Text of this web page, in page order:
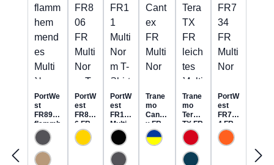
PortWe
st
FR89
flammh
emmen
des
MultiNo
rm
PortW
est
FR80
6 FR
MultiN
orm T-
PortW
est
FR11
Multi
Norm
T-
Shirt
langar
Trane
mo
Cante
x FR
MultiN
orm
Trane
mo
Tera
TX FR
leicht
es
MultiN
orm
PortW
est
FR73
4 FR
MultiN
orm